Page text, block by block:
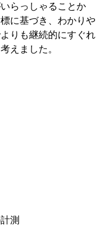
らっしゃることか
に基づき、わかりや
りも継続的にすぐれ
えました。
測